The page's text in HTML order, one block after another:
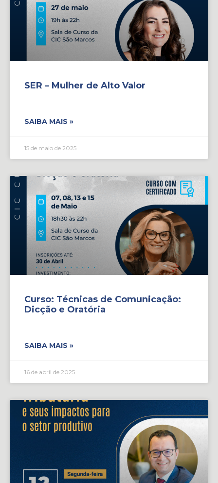
SER – Mulher de Alto Valor
SAIBA MAIS »
15 de maio de 2025
Curso: Técnicas de Comunicação:
Dicção e Oratória
SAIBA MAIS »
16 de abril de 2025